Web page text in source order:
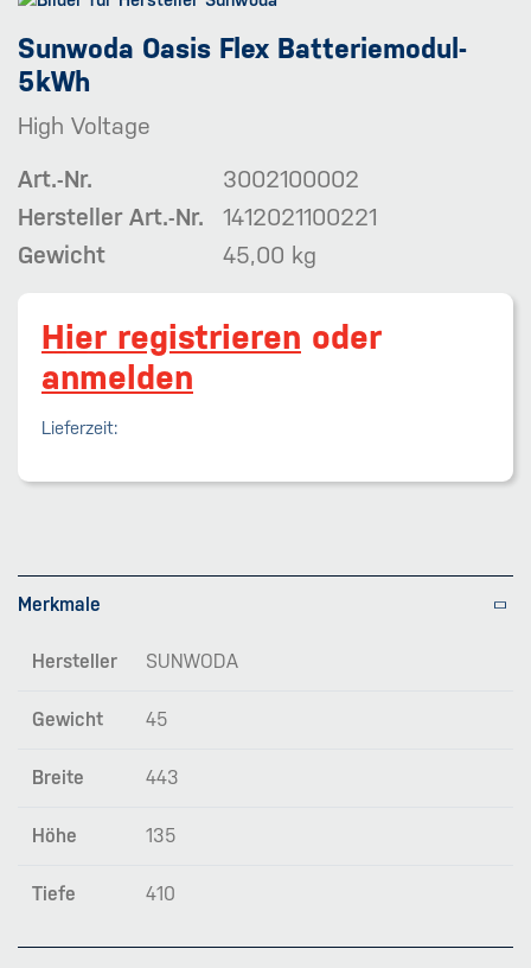
Sunwoda Oasis Flex Batteriemodul-
5kWh
High Voltage
Art.-Nr.
3002100002
Hersteller Art.-Nr.
1412021100221
Gewicht
45,00 kg
Hier registrieren oder
anmelden
Lieferzeit:
Merkmale
Hersteller SUNWODA
Gewicht 45
Breite 443
Höhe 135
Tiefe 410